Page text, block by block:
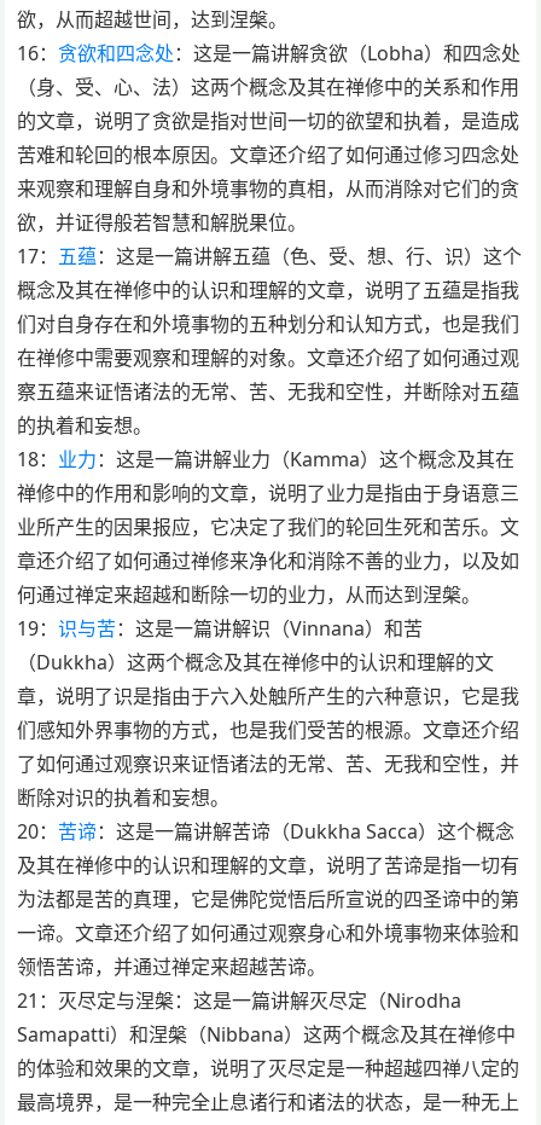
欲，从而超越世间，达到涅槃。
16：贪欲和四念处：这是一篇讲解贪欲（Lobha）和四念处
（身、受、心、法）这两个概念及其在禅修中的关系和作用
的文章，说明了贪欲是指对世间一切的欲望和执着，是造成
苦难和轮回的根本原因。文章还介绍了如何通过修习四念处
来观察和理解自身和外境事物的真相，从而消除对它们的贪
欲，并证得般若智慧和解脱果位。
17： 五蕴：这是一篇讲解五蕴（色、受、想、行、识）这个
概念及其在禅修中的认识和理解的文章，说明了五蕴是指我
们对自身存在和外境事物的五种划分和认知方式，也是我们
在禅修中需要观察和理解的对象。文章还介绍了如何通过观
察五蕴来证悟诸法的无常、苦、无我和空性，并断除对五蕴
的执着和妄想。
18： 业力：这是一篇讲解业力（Kamma）这个概念及其在
禅修中的作用和影响的文章，说明了业力是指由于身语意三
业所产生的因果报应，它决定了我们的轮回生死和苦乐。文
章还介绍了如何通过禅修来净化和消除不善的业力，以及如
何通过禅定来超越和断除一切的业力，从而达到涅槃。
19：识与苦：这是一篇讲解识（Vinnana）和苦
（Dukkha）这两个概念及其在禅修中的认识和理解的文
章，说明了识是指由于六入处触所产生的六种意识，它是我
们感知外界事物的方式，也是我们受苦的根源。文章还介绍
了如何通过观察识来证悟诸法的无常、苦、无我和空性，并
断除对识的执着和妄想。
20： 苦谛：这是一篇讲解苦谛（Dukkha Sacca）这个概念
及其在禅修中的认识和理解的文章，说明了苦谛是指一切有
为法都是苦的真理，它是佛陀觉悟后所宣说的四圣谛中的第
一谛。文章还介绍了如何通过观察身心和外境事物来体验和
领悟苦谛，并通过禅定来超越苦谛。
21：灭尽定与涅槃：这是一篇讲解灭尽定（Nirodha
Samapatti）和涅槃（Nibbana）这两个概念及其在禅修中
的体验和效果的文章，说明了灭尽定是一种超越四禅八定的
最高境界，是一种完全止息诸行和诸法的状态，是一种无上